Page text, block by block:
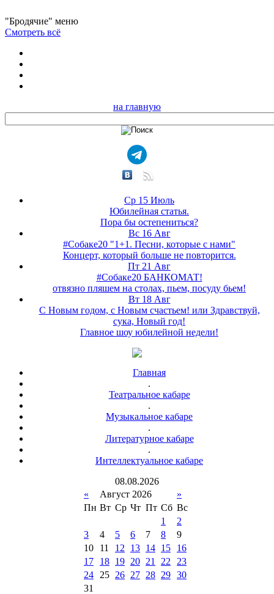
"Бродячие" меню
Смотреть всё
на главную
Ср 15 Июль
Юбилейная статья.
Пора бы остепениться?
Вс 16 Авг
#Собаке20 "1+1. Песни, которые с нами"
Концерт, который больше не повторится.
Пт 21 Авг
#Собаке20 БАНКОМАТ!
отвязно пляшем на столах, пьем, посуду бьем!
Вт 18 Авг
С Новым годом, с Новым счастьем! или Здравствуй,
сука, Новый год!
Главное шоу юбилейной недели!
Главная
.
Театральное кабаре
.
Музыкальное кабаре
.
Литературное кабаре
.
Интеллектуальное кабаре
08.08.2026
«
Август 2026
»
Пн Вт Ср Чт Пт Сб Вс
1
2
3
4 5 6 7 8
9
10
11 12 13 14 15
16
17
18 19 20 21 22
23
24
25 26 27 28 29 30
31